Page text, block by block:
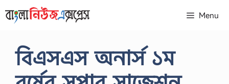
to
Menu
বিএসএস অনার্স ১ম